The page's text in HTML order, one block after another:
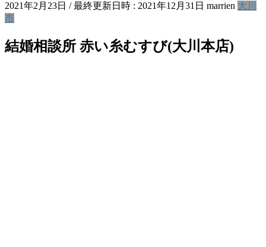
2021年2月23日 / 最終更新日時 : 2021年12月31日 marrien 大川
市
結婚相談所 赤い糸むすび(大川本店)